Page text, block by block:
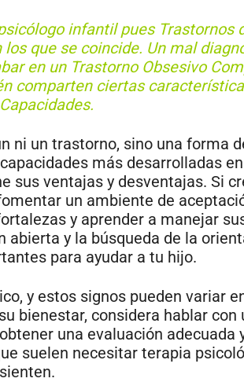
infantil pues Trastornos
que se coincide. Un mal
en un Trastorno Obsesivo
comparten ciertas
ni un trastorno, sino una forma
más desarrolladas
sus ventajas y desventajas. Si
un ambiente de
y aprender a manejar
y la búsqueda de la
para ayudar a tu hijo.
y estos signos pueden variar
bienestar, considera hablar con
una evaluación adecuada
suelen necesitar terapia